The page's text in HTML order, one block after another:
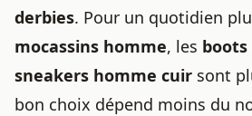
derbies. Pour un quotidien
mocassins homme, les
sneakers homme cuir sont
bon choix dépend moins du